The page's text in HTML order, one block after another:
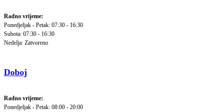
Radno vrijeme:
Ponedjeljak - Petak: 07:30 - 16:30
Subota: 07:30 - 16:30
Nedelja: Zatvoreno
Doboj
Radno vrijeme:
Ponedjeljak - Petak: 08:00 - 20:00